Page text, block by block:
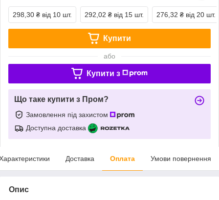
298,30 ₴ від 10 шт. 292,02 ₴ від 15 шт. 276,32 ₴ від 20 шт.
Купити
або
Купити з
Що таке купити з Пром?
Замовлення під захистом
Доступна доставка
Доставка Оплата Умови повернення
Опис